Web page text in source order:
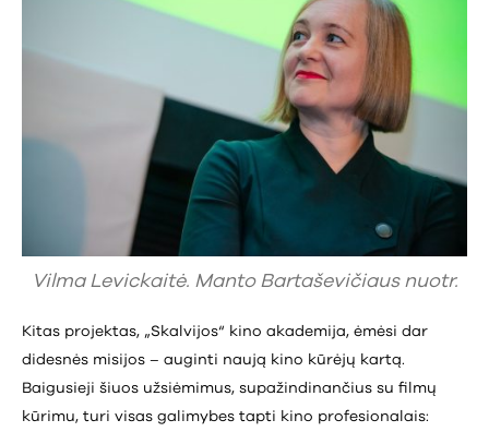
Vilma Levickaitė. Manto Bartaševičiaus nuotr.
Kitas projektas, „Skalvijos“ kino akademija, ėmėsi dar
didesnės misijos – auginti naują kino kūrėjų kartą.
Baigusieji šiuos užsiėmimus, supažindinančius su filmų
kūrimu, turi visas galimybes tapti kino profesionalais: